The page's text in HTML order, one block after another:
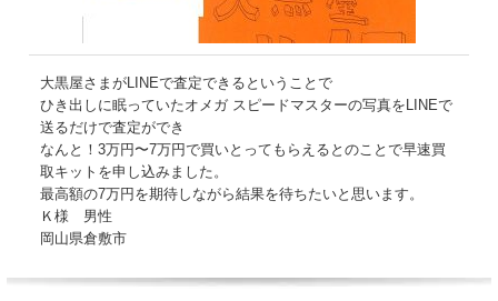
大黒屋さまがLINEで査定できるということで
ひき出しに眠っていたオメガ スピードマスターの写真をLINEで
送るだけで査定ができ
なんと！3万円〜7万円で買いとってもらえるとのことで早速買
取キットを申し込みました。
最高額の7万円を期待しながら結果を待ちたいと思います。
Ｋ様 男性
岡山県倉敷市